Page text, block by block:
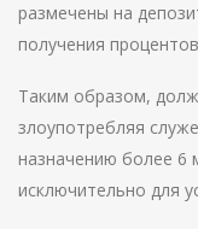
размечены на
получения
Таким образом,
злоупотребляя
назначению более 6
исключительно для